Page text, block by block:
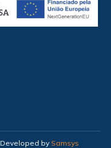
Developed by Samsys